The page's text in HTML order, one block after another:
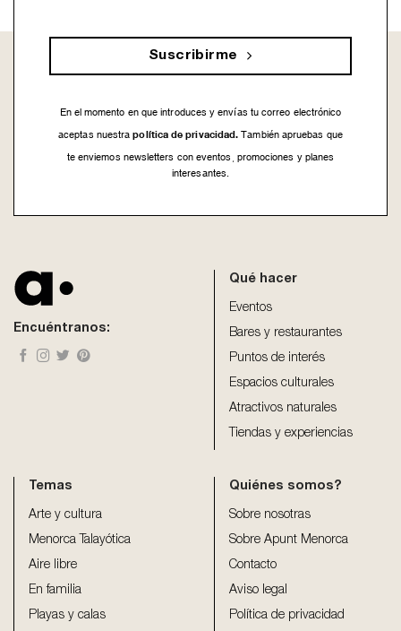
Suscribirme
En el momento en que introduces y envías tu correo electrónico
aceptas nuestra política de privacidad. También apruebas que
te enviemos newsletters con eventos, promociones y planes
interesantes.
left
Encuéntranos:
Qué hacer
Eventos
Bares y restaurantes
Puntos de interés
Espacios culturales
Atractivos naturales
Tiendas y experiencias
Temas
Arte y cultura
Menorca Talayótica
Aire libre
En familia
Playas y calas
Quiénes somos?
Sobre nosotras
Sobre Apunt Menorca
Contacto
Aviso legal
Política de privacidad